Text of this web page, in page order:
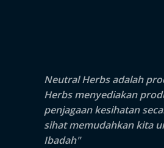
Neutral Herbs adalah
Herbsmenyediakan
penjagaan kesihatan
sihat memudahkan kita
Ibadah"